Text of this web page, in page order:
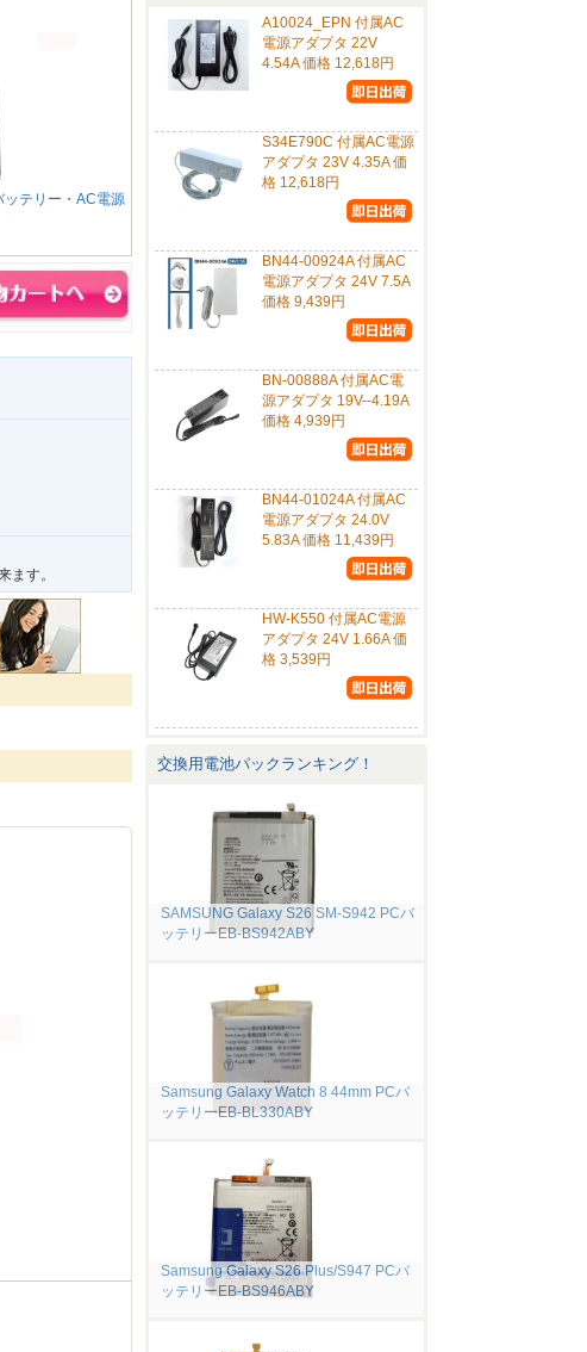
テリー・AC電源
ます。
A10024_EPN 付属AC
電源アダプタ 22V
4.54A 価格 12,618円
S34E790C 付属AC電源
アダプタ 23V 4.35A 価
格 12,618円
BN44-00924A 付属AC
電源アダプタ 24V 7.5A
価格 9,439円
BN-00888A 付属AC電
源アダプタ 19V--4.19A
価格 4,939円
BN44-01024A 付属AC
電源アダプタ 24.0V
5.83A 価格 11,439円
HW-K550 付属AC電源
アダプタ 24V 1.66A 価
格 3,539円
交換用電池パックランキング！
SAMSUNG Galaxy S26 SM-S942 PCバ
ッテリーEB-BS942ABY
Samsung Galaxy Watch 8 44mm PCバ
ッテリーEB-BL330ABY
Samsung Galaxy S26 Plus/S947 PCバ
ッテリーEB-BS946ABY